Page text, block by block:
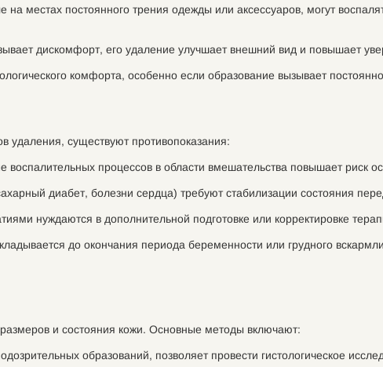
местах постоянного трения одежды или аксессуаров, могут
дискомфорт, его удаление улучшает внешний вид и повышает
комфорта, особенно если образование вызывает
удаления, существуют противопоказания:
процессов в области вмешательства повышает риск
диабет, болезни сердца) требуют стабилизации состояния
нуждаются в дополнительной подготовке или корректировке
до окончания периода беременности или грудного
и состояния кожи. Основные методы включают:
образований, позволяет провести гистологическое